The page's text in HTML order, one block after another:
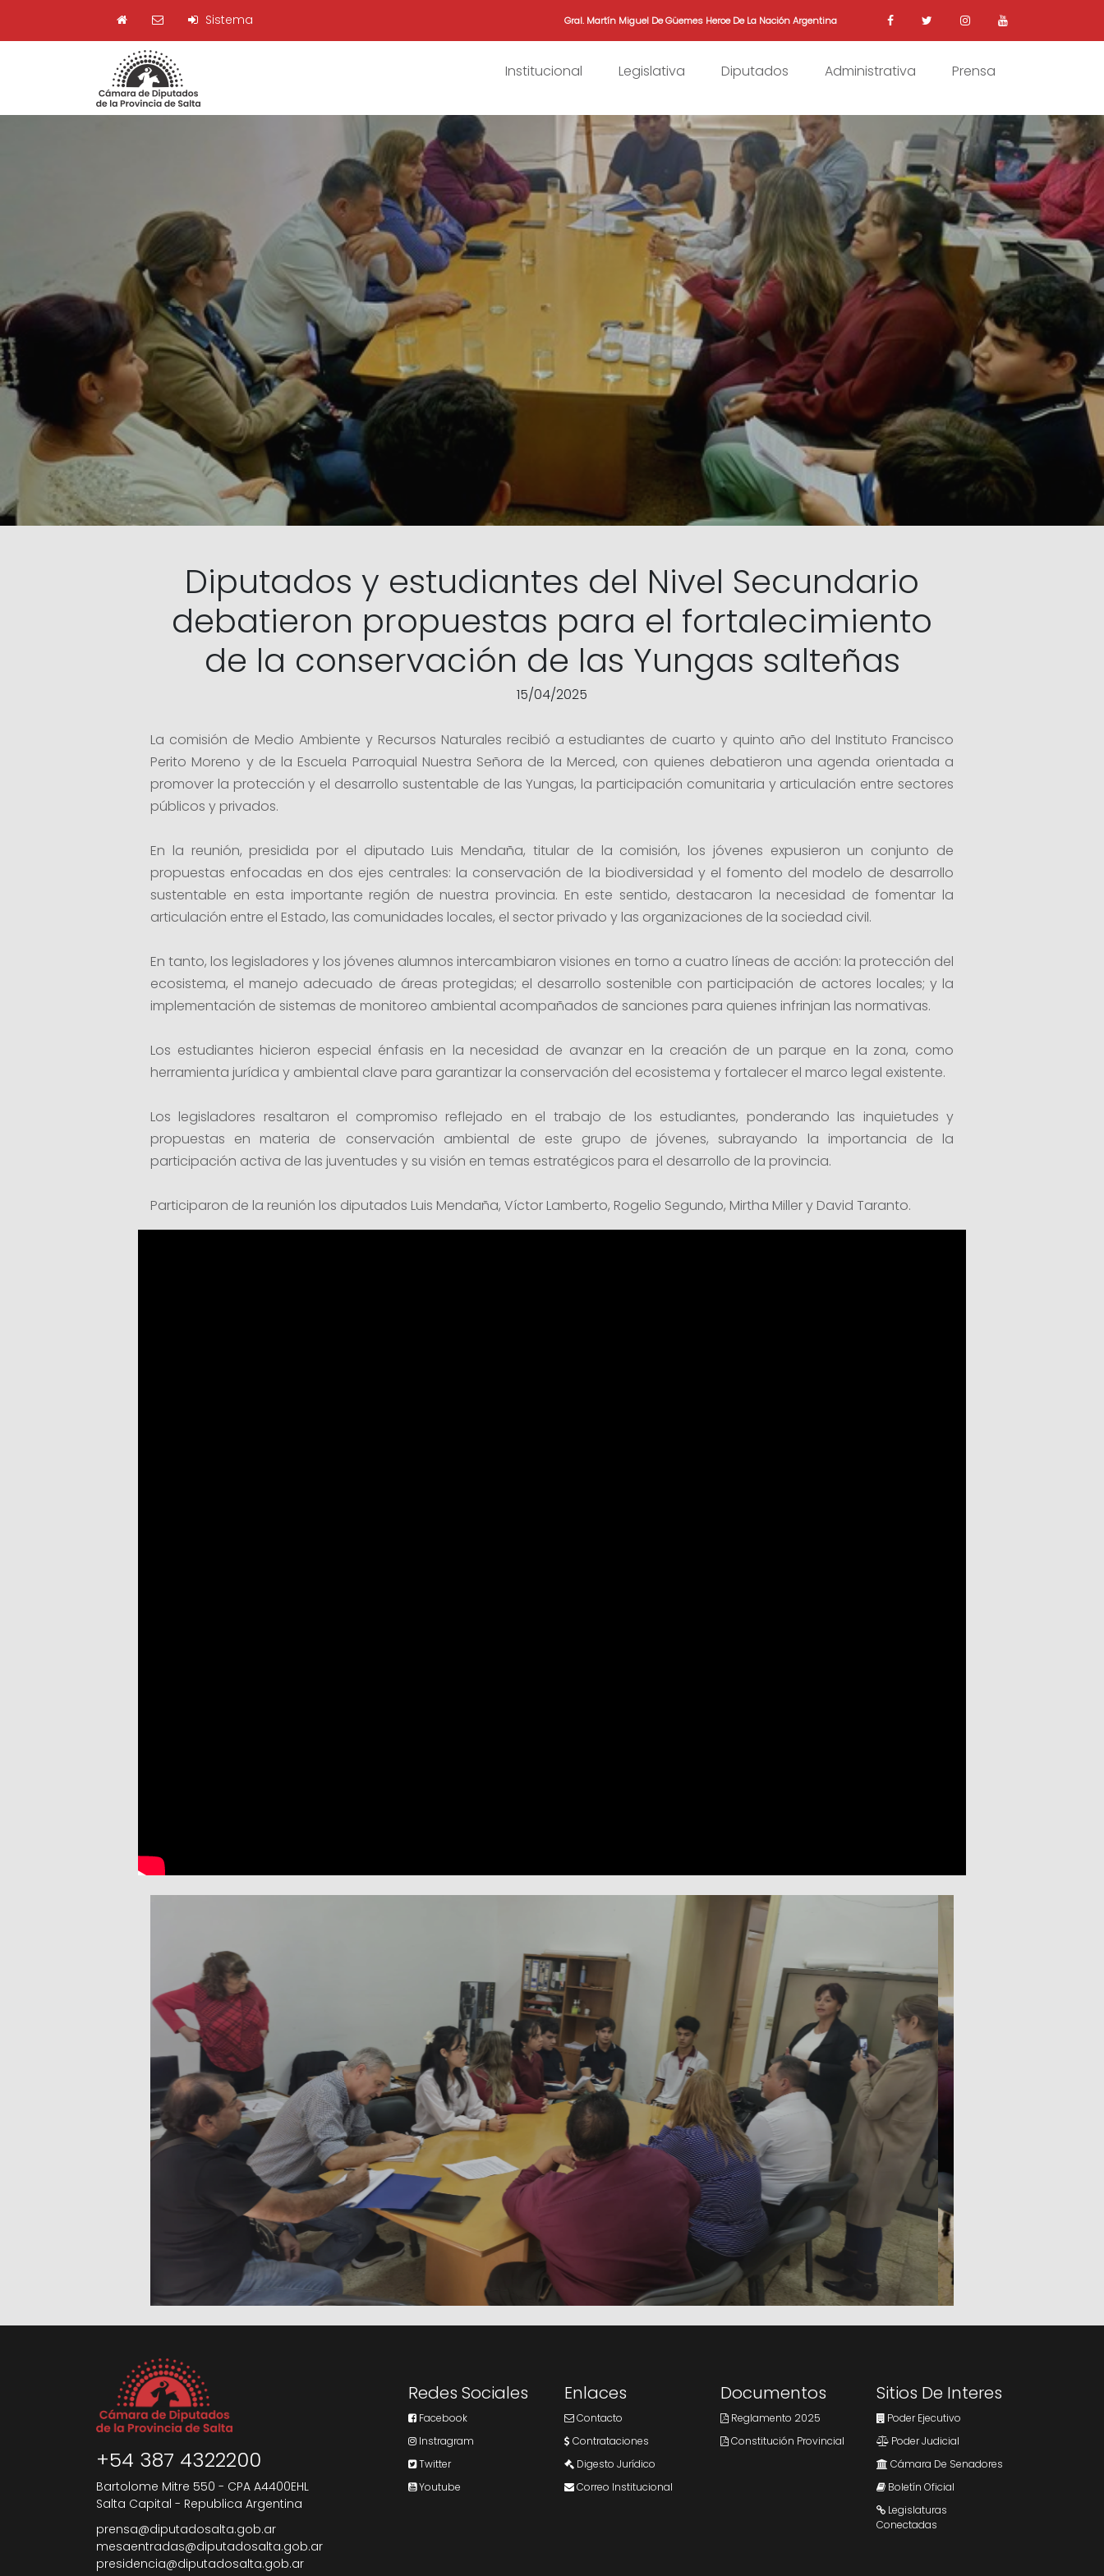
Sistema Gral. Martín Miguel De Güemes Heroe De La Nación Argentina
Institucional Legislativa Diputados Administrativa Prensa
Diputados y estudiantes del Nivel Secundario
debatieron propuestas para el fortalecimiento
de la conservación de las Yungas salteñas
15/04/2025
La comisión de Medio Ambiente y Recursos Naturales recibió a estudiantes de cuarto y quinto año del Instituto Francisco
Perito Moreno y de la Escuela Parroquial Nuestra Señora de la Merced, con quienes debatieron una agenda orientada a
promover la protección y el desarrollo sustentable de las Yungas, la participación comunitaria y articulación entre sectores
públicos y privados.
En la reunión, presidida por el diputado Luis Mendaña, titular de la comisión, los jóvenes expusieron un conjunto de
propuestas enfocadas en dos ejes centrales: la conservación de la biodiversidad y el fomento del modelo de desarrollo
sustentable en esta importante región de nuestra provincia. En este sentido, destacaron la necesidad de fomentar la
articulación entre el Estado, las comunidades locales, el sector privado y las organizaciones de la sociedad civil.
En tanto, los legisladores y los jóvenes alumnos intercambiaron visiones en torno a cuatro líneas de acción: la protección del
ecosistema, el manejo adecuado de áreas protegidas; el desarrollo sostenible con participación de actores locales; y la
implementación de sistemas de monitoreo ambiental acompañados de sanciones para quienes infrinjan las normativas.
Los estudiantes hicieron especial énfasis en la necesidad de avanzar en la creación de un parque en la zona, como
herramienta jurídica y ambiental clave para garantizar la conservación del ecosistema y fortalecer el marco legal existente.
Los legisladores resaltaron el compromiso reflejado en el trabajo de los estudiantes, ponderando las inquietudes y
propuestas en materia de conservación ambiental de este grupo de jóvenes, subrayando la importancia de la
participación activa de las juventudes y su visión en temas estratégicos para el desarrollo de la provincia.
Participaron de la reunión los diputados Luis Mendaña, Víctor Lamberto, Rogelio Segundo, Mirtha Miller y David Taranto.
+54 387 4322200
Bartolome Mitre 550 - CPA A4400EHL
Salta Capital - Republica Argentina
prensa@diputadosalta.gob.ar
mesaentradas@diputadosalta.gob.ar
presidencia@diputadosalta.gob.ar
Redes Sociales
Facebook
Instragram
Twitter
Youtube
Enlaces
Contacto
Contrataciones
Digesto Jurídico
Correo Institucional
Documentos
Reglamento 2025
Constitución Provincial
Sitios De Interes
Poder Ejecutivo
Poder Judicial
Cámara De Senadores
Boletín Oficial
Legislaturas
Conectadas